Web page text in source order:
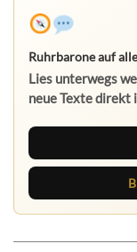
Ruhrbarone auf
Lies unterwegs
neue Texte direkt